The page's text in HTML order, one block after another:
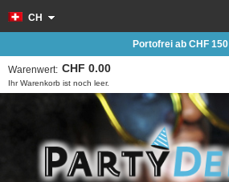
CH
Ihr Warenkorb ist noch leer.
Warenwert: CHF 0.00
Portofrei ab CHF 150